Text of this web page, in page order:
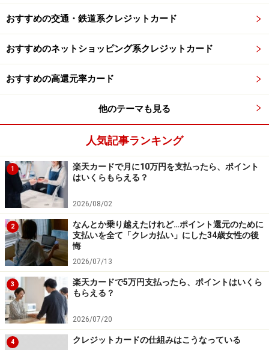
カード会社は基本的に安定性を重視するので、それほど
収入が高くなくても「高収入の自営業者」よりスコアは
安定性に欠ける派遣社員と自営業
派遣社員や自営業者などは、それなりに収入は見込めま
すが、安定性に欠ける職業のためスコアは低くなりがち
です。年収1000万円の自営業者と年収500万円の正社員
では、評価が高いのは正社員の方といわれたりします。
日雇い派遣、アルバイト、パート、主婦、学生などは高
おすすめの交通・鉄道系クレジットカード
おすすめのネットショッピング系クレジットカード
おすすめの高還元率カード
他のテーマも見る
人気記事ランキング
1
楽天カードで月に10万円を支払ったら、ポイント
はいくらもらえる？
2026/08/02
2
なんとか乗り越えたけれど…ポイント還元のために
支払いを全て「クレカ払い」にした34歳女性の後
悔
2026/07/13
3
楽天カードで5万円支払ったら、ポイントはいくら
もらえる？
2026/07/20
4 クレジットカードの仕組みはこうなっている